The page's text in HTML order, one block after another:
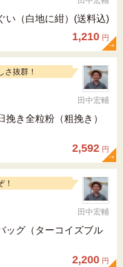
い（白地に紺）(送料込)
1,210 円
さ抜群！
田中宏輔
挽き全粒粉（粗挽き）
2,592 円
！
田中宏輔
ッグ（ターコイズブル
2,200 円